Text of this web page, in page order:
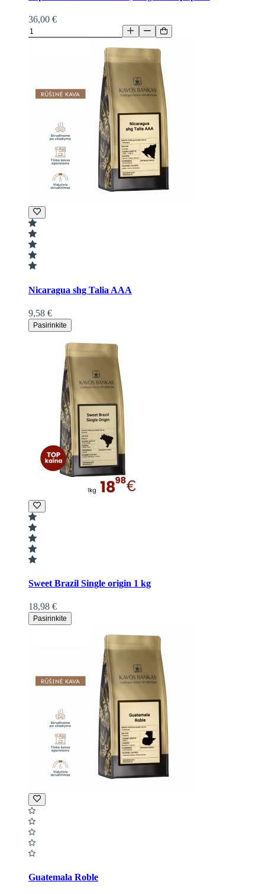
36,00 €
Nicaragua shg Talia AAA
9,58 €
Pasirinkite
Sweet Brazil Single origin 1 kg
18,98 €
Pasirinkite
Guatemala Roble